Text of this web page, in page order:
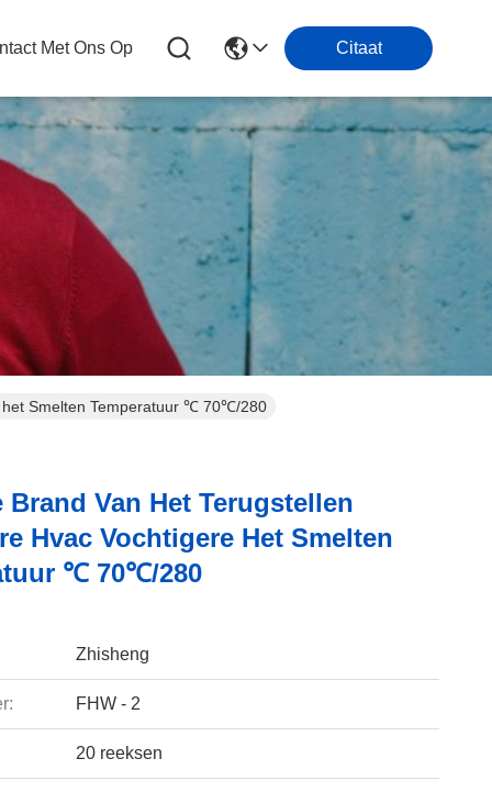
Met Ons Op Citaat
het Smelten Temperatuur ℃ 70℃/280
Brand Van Het Terugstellen
Hvac Vochtigere Het Smelten
℃ 70℃/280
Zhisheng
FHW - 2
20 reeksen